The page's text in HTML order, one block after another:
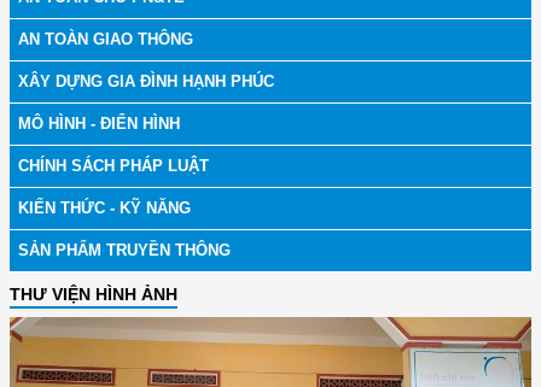
AN TOÀN GIAO THÔNG
XÂY DỰNG GIA ĐÌNH HẠNH PHÚC
MÔ HÌNH - ĐIỂN HÌNH
CHÍNH SÁCH PHÁP LUẬT
KIẾN THỨC - KỸ NĂNG
SẢN PHẨM TRUYỀN THÔNG
THƯ VIỆN HÌNH ẢNH